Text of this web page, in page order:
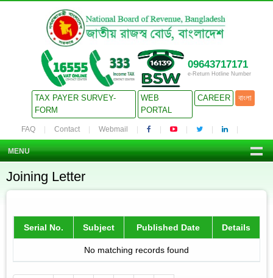
09643717171
e-Return Hotline Number
TAX PAYER SURVEY-
FORM
WEB
PORTAL
CAREER বাংলা
FAQ Contact Webmail
MENU
Joining Letter
Serial No. Subject Published Date Details
No matching records found